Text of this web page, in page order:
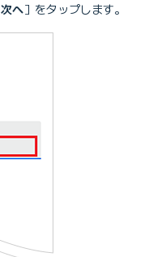
次へ］をタップします。